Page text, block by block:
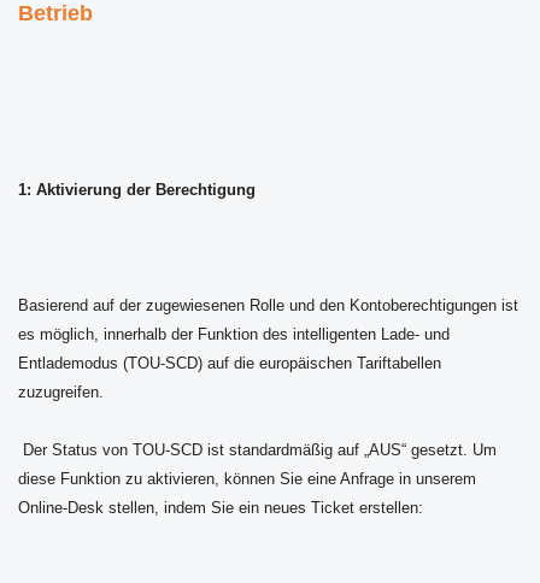
Betrieb
1: Aktivierung der Berechtigung
Basierend auf der zugewiesenen Rolle und den Kontoberechtigungen ist
es möglich, innerhalb der Funktion des intelligenten Lade- und
Entlademodus (TOU-SCD) auf die europäischen Tariftabellen
zuzugreifen.
Der Status von TOU-SCD ist standardmäßig auf „AUS“ gesetzt. Um
diese Funktion zu aktivieren, können Sie eine Anfrage in unserem
Online-Desk stellen, indem Sie ein neues Ticket erstellen: